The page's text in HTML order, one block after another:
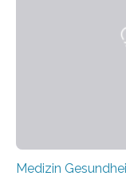
Medizin